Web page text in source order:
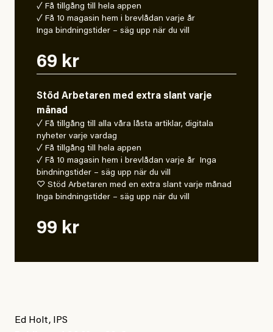
✓ Få tillgång till hela appen
✓ Få 10 magasin hem i brevlådan varje år
Inga bindningstider – säg upp när du vill
69 kr
Stöd Arbetaren med extra slant varje
månad
✓ Få tillgång till alla våra låsta artiklar, digitala
nyheter varje vardag
✓ Få tillgång till hela appen
✓ Få 10 magasin hem i brevlådan varje år Inga
bindningstider – säg upp när du vill
♡ Stöd Arbetaren med en extra slant varje månad
Inga bindningstider – säg upp när du vill
99 kr
Ed Holt, IPS